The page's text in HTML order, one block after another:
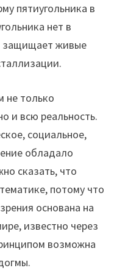
пятиугольника в
нет в
защищает живые
не только
и всю реальность.
социальное,
обладало
сказать, что
потому что
основана на
известно через
возможна